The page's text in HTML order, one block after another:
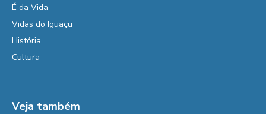
É da Vida
Vidas do Iguaçu
História
Cultura
Veja também